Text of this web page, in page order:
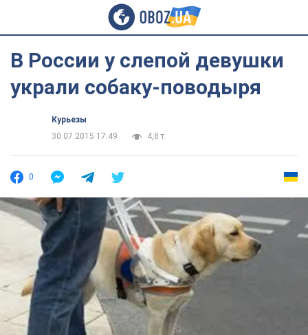
В России у слепой девушки
украли собаку-поводыря
Курьезы
30.07.2015 17:49
4,8 т.
0